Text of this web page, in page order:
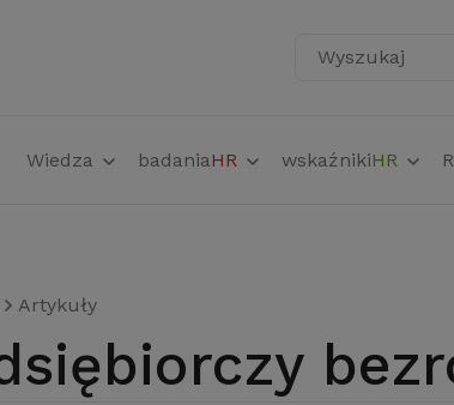
Wyszukaj
Wiedza badaniaHR wskaźnikiHR
Artykuły